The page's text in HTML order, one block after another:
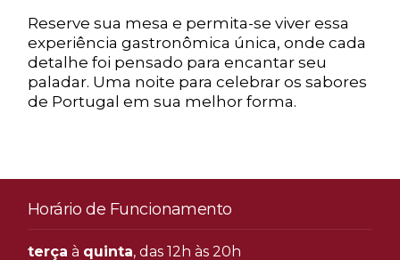
Reserve sua mesa e permita-se viver essa
experiência gastronômica única, onde cada
detalhe foi pensado para encantar seu
paladar. Uma noite para celebrar os sabores
de Portugal em sua melhor forma.
Horário de Funcionamento
terça à quinta, das 12h às 20h